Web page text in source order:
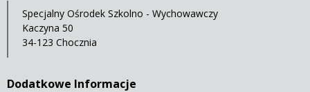
Specjalny Ośrodek Szkolno - Wychowawczy
Kaczyna 50
34-123 Chocznia
Dodatkowe Informacje